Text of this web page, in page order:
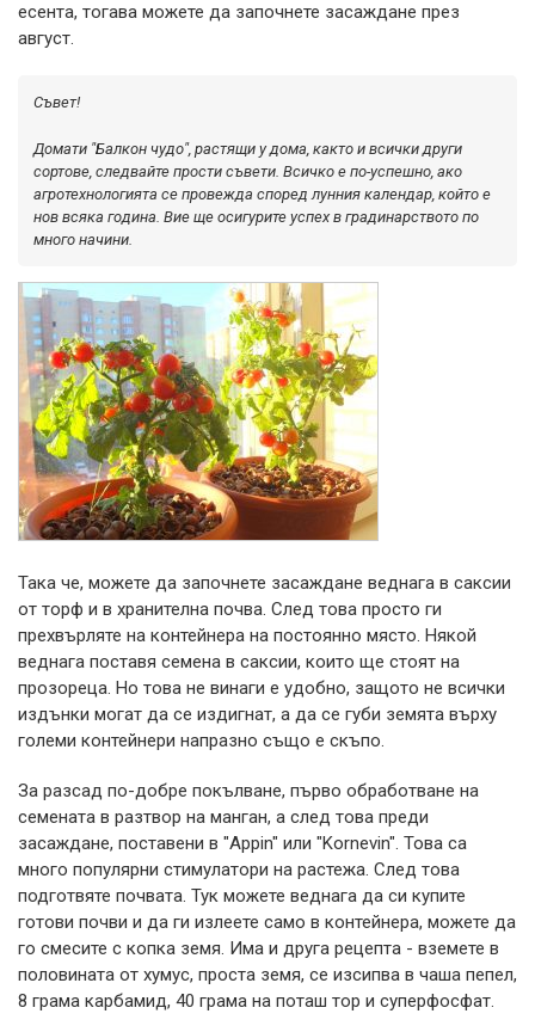
есента, тогава можете да започнете засаждане през
август.
Съвет!
Домати "Балкон чудо", растящи у дома, както и всички други
сортове, следвайте прости съвети. Всичко е по-успешно, ако
агротехнологията се провежда според лунния календар, който е
нов всяка година. Вие ще осигурите успех в градинарството по
много начини.
Така че, можете да започнете засаждане веднага в саксии
от торф и в хранителна почва. След това просто ги
прехвърляте на контейнера на постоянно място. Някой
веднага поставя семена в саксии, които ще стоят на
прозореца. Но това не винаги е удобно, защото не всички
издънки могат да се издигнат, а да се губи земята върху
големи контейнери напразно също е скъпо.
За разсад по-добре покълване, първо обработване на
семената в разтвор на манган, а след това преди
засаждане, поставени в "Appin" или "Kornevin". Това са
много популярни стимулатори на растежа. След това
подготвяте почвата. Тук можете веднага да си купите
готови почви и да ги излеете само в контейнера, можете да
го смесите с копка земя. Има и друга рецепта - вземете в
половината от хумус, проста земя, се изсипва в чаша пепел,
8 грама карбамид, 40 грама на поташ тор и суперфосфат.